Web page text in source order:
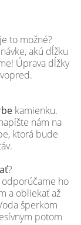
to možné?
akú dĺžku
Úprava dĺžky
kamienku.
nám na
ktorá bude
?
ho
a obliekať až
šperkom
potom